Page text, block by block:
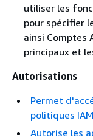
utiliser les
pour spécifier
ainsi Comptes
principaux et
Autorisations
Permet
politiques IAM
Autorise les